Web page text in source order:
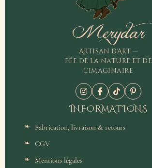
Merydar
Artisan d'Art —
Fée de la nature et de
l'imaginaire
INFORMATIONS
Fabrication, livraison & retours
CGV
Mentions légales